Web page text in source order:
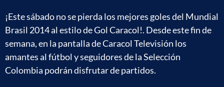
¡Este sábado no se pierda los mejores goles del Mundial
Brasil 2014 al estilo de Gol Caracol!. Desde este fin de
semana, en la pantalla de Caracol Televisión los
amantes al fútbol y seguidores de la Selección
Colombia podrán disfrutar de partidos.